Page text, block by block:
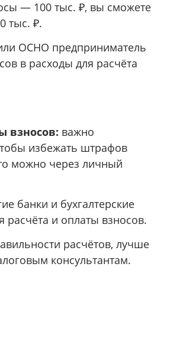
— 100 тыс. ₽, вы сможете
тыс. ₽.
ОСНО предприниматель
в расходы для расчёта
взносов: важно
избежать штрафов
можно через личный
банки и бухгалтерские
и оплаты взносов.
расчётов, лучше
консультантам.